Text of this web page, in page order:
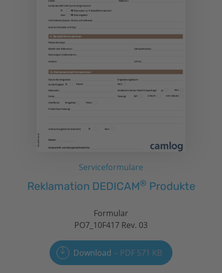
Serviceformulare
Reklamation DEDICAM® Produkte
Formular
PO7_10F417 Rev. 03
Download PDF 571 KB